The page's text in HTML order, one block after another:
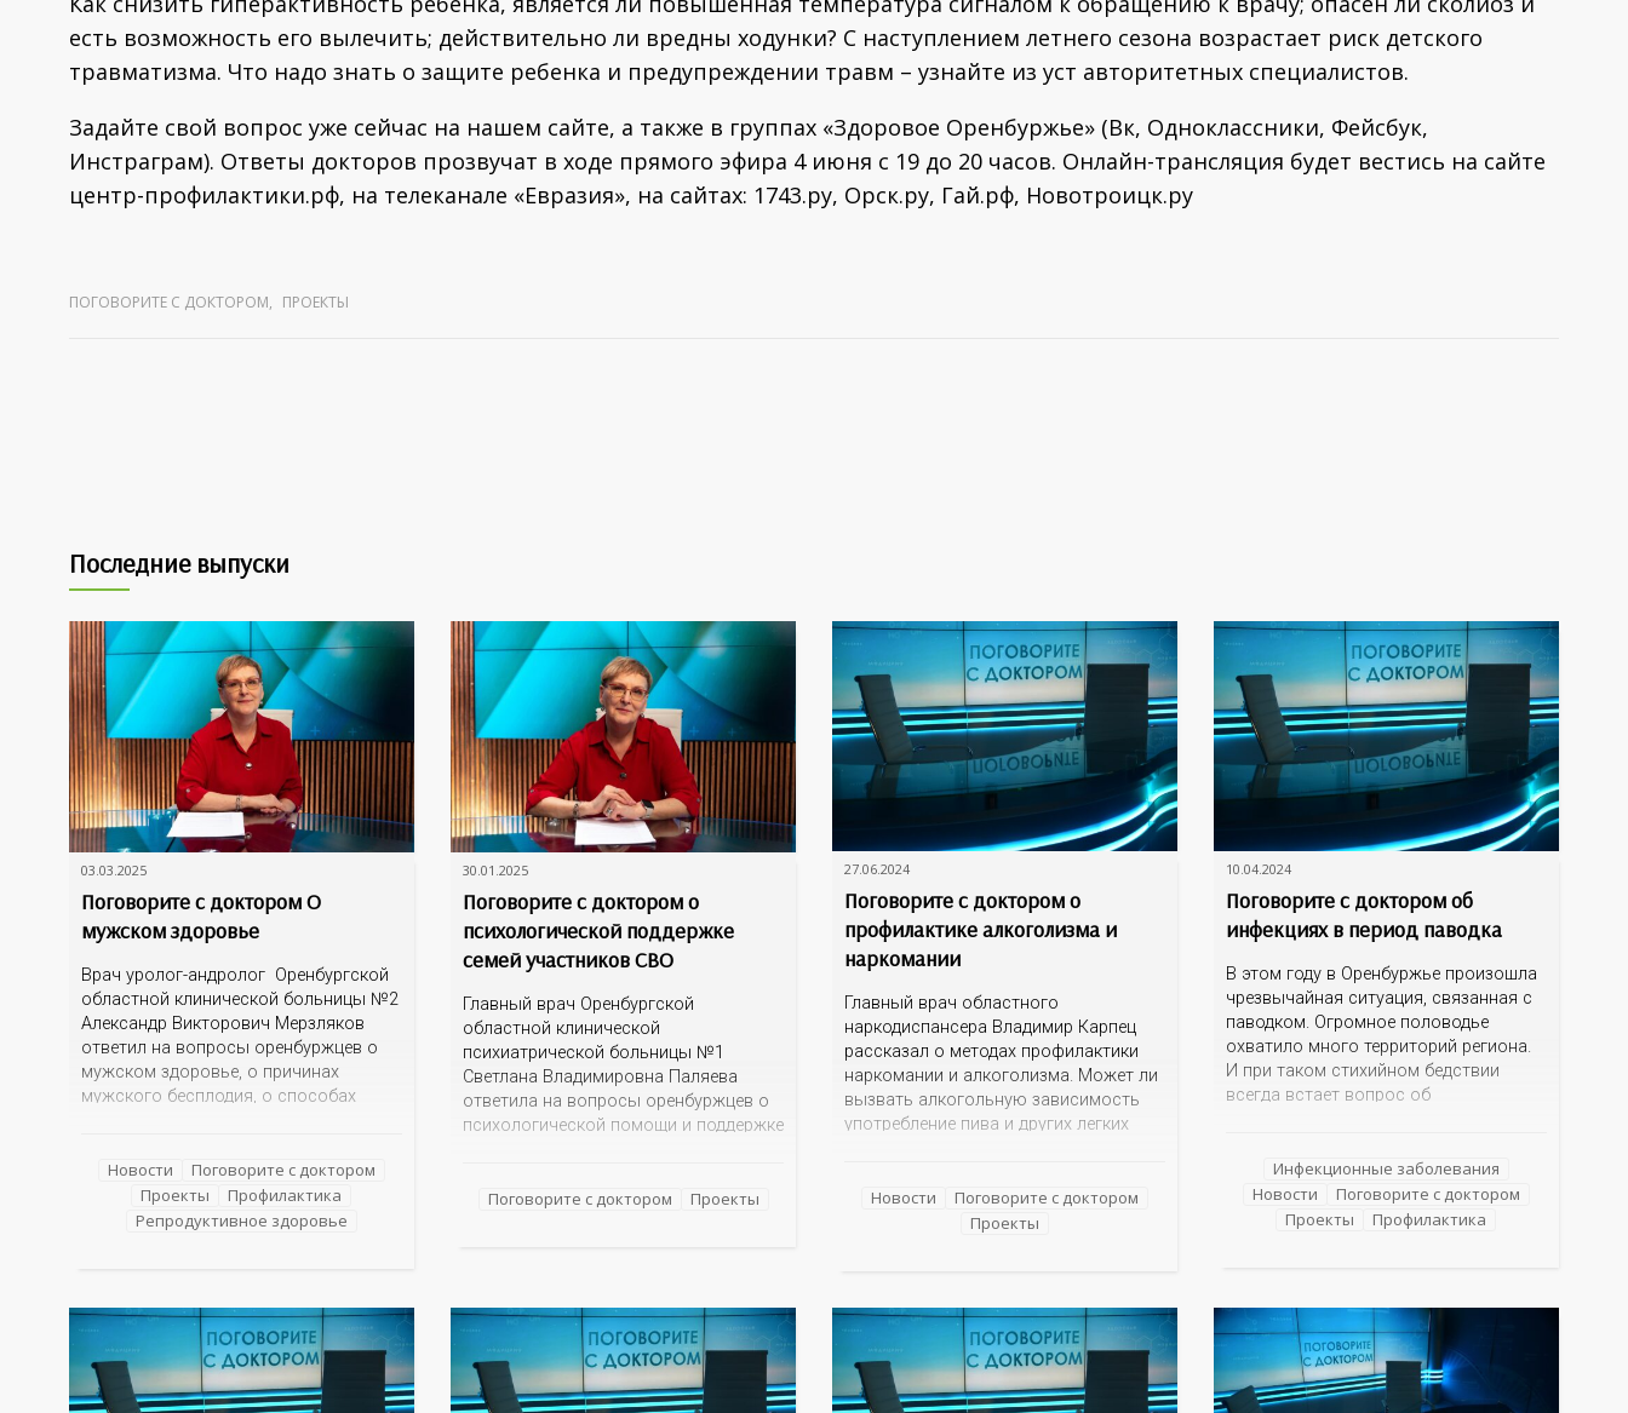
есть возможность его вылечить; действительно ли вредны ходунки? С наступлением летнего сезона возрастает риск детского
травматизма. Что надо знать о защите ребенка и предупреждении травм – узнайте из уст авторитетных специалистов.
Задайте свой вопрос уже сейчас на нашем сайте, а также в группах «Здоровое Оренбуржье» (Вк, Одноклассники, Фейсбук,
Инстраграм). Ответы докторов прозвучат в ходе прямого эфира 4 июня с 19 до 20 часов. Онлайн-трансляция будет вестись на сайте
центр-профилактики.рф, на телеканале «Евразия», на сайтах: 1743.ру, Орск.ру, Гай.рф, Новотроицк.ру
ПОГОВОРИТЕ С ДОКТОРОМ, ПРОЕКТЫ
Последние выпуски
03.03.2025
Поговорите с доктором О
мужском здоровье
Врач уролог-андролог Оренбургской
областной клинической больницы №2
Александр Викторович Мерзляков
ответил на вопросы оренбуржцев о
мужском здоровье, о причинах
мужского бесплодия, о способах
Новости
Поговорите с доктором
Проекты
Профилактика
Репродуктивное здоровье
30.01.2025
Поговорите с доктором о
психологической поддержке
семей участников СВО
Главный врач Оренбургской
областной клинической
психиатрической больницы №1
Светлана Владимировна Паляева
ответила на вопросы оренбуржцев о
психологической помощи и поддержке
специальные кабинеты, куда могут
и знакомым общаться и
Поговорите с доктором Проекты
27.06.2024
Поговорите с доктором о
профилактике алкоголизма и
наркомании
Главный врач областного
наркодиспансера Владимир Карпец
рассказал о методах профилактики
наркомании и алкоголизма. Может ли
вызвать алкогольную зависимость
употребление пива и других легких
родственникам распознать, что их
подросток или уже взрослый сын или
сигарет? Куда могут обратиться
Новости
Поговорите с доктором
Проекты
10.04.2024
Поговорите с доктором об
инфекциях в период паводка
В этом году в Оренбуржье произошла
чрезвычайная ситуация, связанная с
паводком. Огромное половодье
охватило много территорий региона.
И при таком стихийном бедствии
всегда встает вопрос об
профилактики болезней, которые
могут передаваться через воду. Об
этом мы сегодня и поговорим в нашей
Инфекционные заболевания
Новости
Поговорите с доктором
Проекты
Профилактика